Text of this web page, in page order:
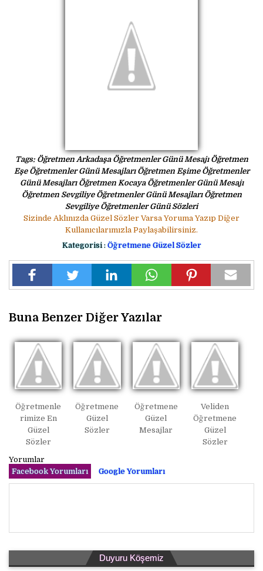
Tags: Öğretmen Arkadaşa Öğretmenler Günü Mesajı Öğretmen
Eşe Öğretmenler Günü Mesajları Öğretmen Eşime Öğretmenler
Günü Mesajları Öğretmen Kocaya Öğretmenler Günü Mesajı
Öğretmen Sevgiliye Öğretmenler Günü Mesajları Öğretmen
Sevgiliye Öğretmenler Günü Sözleri
Sizinde Aklınızda Güzel Sözler Varsa Yoruma Yazıp Diğer
Kullanıcılarımızla Paylaşabilirsiniz.
Kategorisi : Öğretmene Güzel Sözler
Buna Benzer Diğer Yazılar
Öğretmenle
rimize En
Güzel
Sözler
Öğretmene
Güzel
Sözler
Öğretmene
Güzel
Mesajlar
Veliden
Öğretmene
Güzel
Sözler
Yorumlar
Facebook Yorumları
Google Yorumları
Duyuru Köşemiz